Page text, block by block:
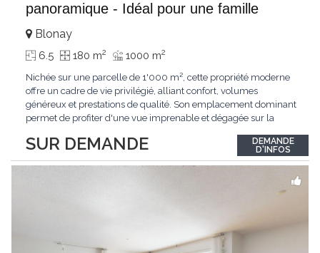
panoramique - Idéal pour une famille
SUR DEMANDE
Blonay
6.5 180 m2 1000 m2
Nichée sur une parcelle de 1'000 m², cette propriété moderne
offre un cadre de vie privilégié, alliant confort, volumes
généreux et prestations de qualité. Son emplacement dominant
permet de profiter d'une vue imprenable et dégagée sur la
excavé, cette villa propose une surface habitable utile de plus
de 260 m², soigneusement...
DEMANDE
D'INFOS